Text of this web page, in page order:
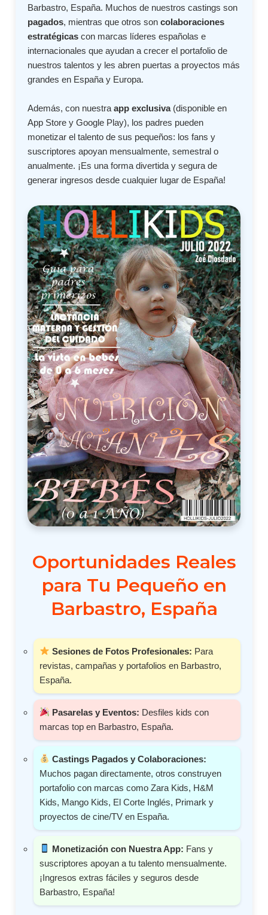
Barbastro, España. Muchos de nuestros castings son
pagados, mientras que otros soncolaboraciones
estratégicas con marcas líderes españolas e
internacionales que ayudan a crecer el portafolio de
nuestros talentos y les abren puertas a proyectos más
grandes en España y Europa.
Además, con nuestraapp exclusiva(disponible en
App Store y Google Play), los padres pueden
monetizar el talento de sus pequeños: los fans y
suscriptores apoyan mensualmente, semestral o
anualmente. ¡Es una forma divertida y segura de
generar ingresos desde cualquier lugar de España!
Oportunidades Reales
para Tu Pequeño en
Barbastro, España
Sesiones de Fotos Profesionales: Para
revistas, campañas y portafolios en Barbastro,
España.
Pasarelas y Eventos: Desfiles kids con
marcas top en Barbastro, España.
Castings Pagados y Colaboraciones:
Muchos pagan directamente, otros construyen
portafolio con marcas como Zara Kids, H&M
Kids, Mango Kids, El Corte Inglés, Primark y
proyectos de cine/TV en España.
Monetización con Nuestra App: Fans y
suscriptores apoyan a tu talento mensualmente.
¡Ingresos extras fáciles y seguros desde
Barbastro, España!